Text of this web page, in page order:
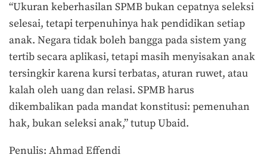
“Ukuran keberhasilan SPMB bukan cepatnya seleksi
selesai, tetapi terpenuhinya hak pendidikan setiap
anak. Negara tidak boleh bangga pada sistem yang
tertib secara aplikasi, tetapi masih menyisakan anak
tersingkir karena kursi terbatas, aturan ruwet, atau
kalah oleh uang dan relasi. SPMB harus
dikembalikan pada mandat konstitusi: pemenuhan
hak, bukan seleksi anak,” tutup Ubaid.
Penulis: Ahmad Effendi